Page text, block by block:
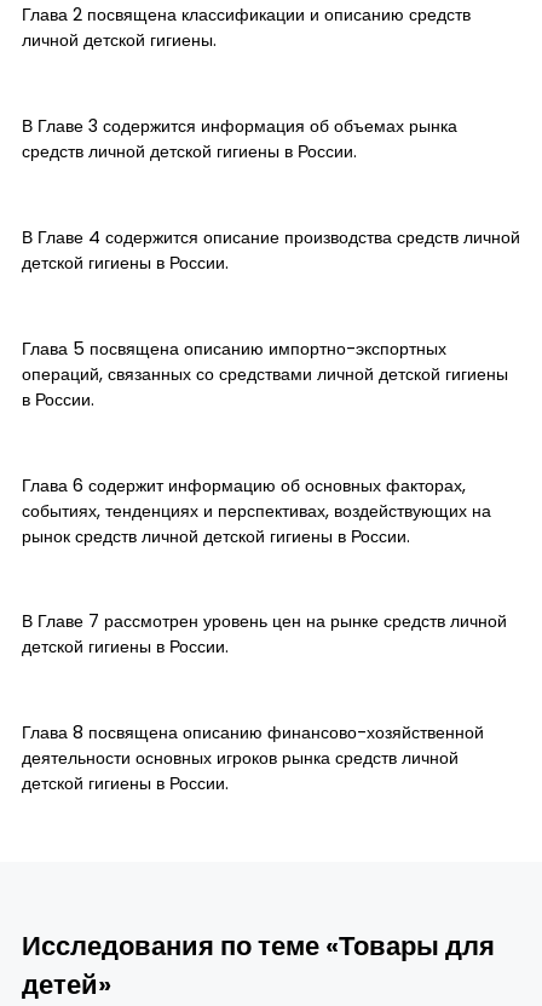
Глава 2 посвящена классификации и описанию средств
личной детской гигиены.
В Главе 3 содержится информация об объемах рынка
средств личной детской гигиены в России.
В Главе 4 содержится описание производства средств личной
детской гигиены в России.
Глава 5 посвящена описанию импортно-экспортных
операций, связанных со средствами личной детской гигиены
в России.
Глава 6 содержит информацию об основных факторах,
событиях, тенденциях и перспективах, воздействующих на
рынок средств личной детской гигиены в России.
В Главе 7 рассмотрен уровень цен на рынке средств личной
детской гигиены в России.
Глава 8 посвящена описанию финансово-хозяйственной
деятельности основных игроков рынка средств личной
детской гигиены в России.
Исследования по теме «Товары для
детей»